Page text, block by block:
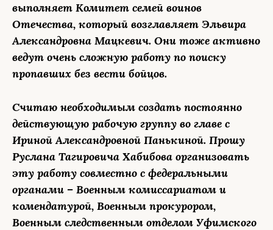
выполняет Комитет семей воинов
Отечества, который возглавляет Эльвира
Александровна Мацкевич. Они тоже активно
ведут очень сложную работу по поиску
пропавших без вести бойцов.
Считаю необходимым создать постоянно
действующую рабочую группу во главе с
Ириной Александровной Панькиной. Прошу
Руслана Тагировича Хабибова организовать
эту работу совместно с федеральными
органами – Военным комиссариатом и
комендатурой, Военным прокурором,
Военным следственным отделом Уфимского